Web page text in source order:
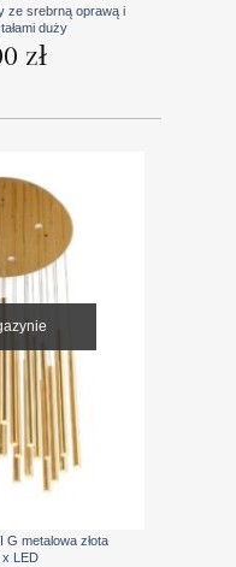
ze srebrną oprawą i
duży
zł
G metalowa złota
x LED